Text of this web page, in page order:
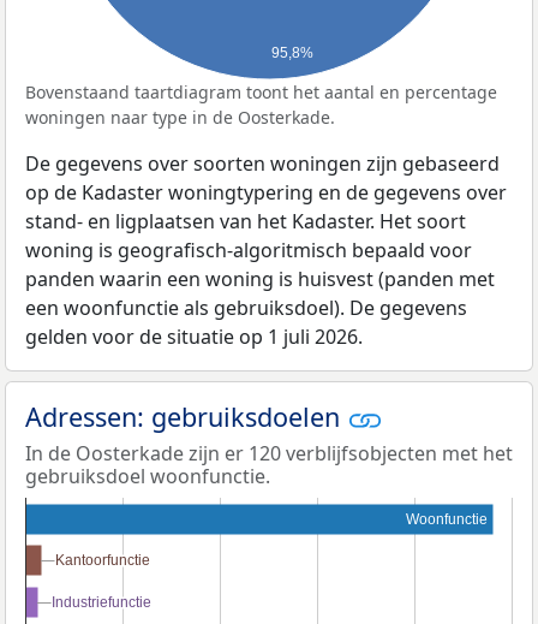
95,8%
Bovenstaand taartdiagram toont het aantal en percentage
woningen naar type in de Oosterkade.
De gegevens over soorten woningen zijn gebaseerd
op de Kadaster woningtypering en de gegevens over
stand- en ligplaatsen van het Kadaster. Het soort
woning is geografisch-algoritmisch bepaald voor
panden waarin een woning is huisvest (panden met
een woonfunctie als gebruiksdoel). De gegevens
gelden voor de situatie op 1 juli 2026.
Adressen: gebruiksdoelen
In de Oosterkade zijn er 120 verblijfsobjecten met het
gebruiksdoel woonfunctie.
Woonfunctie
Kantoorfunctie
Kantoorfunctie
Industriefunctie
Industriefunctie